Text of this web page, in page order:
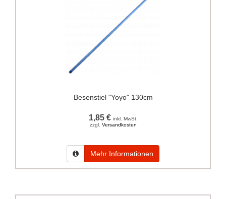
Besenstiel "Yoyo" 130cm
1,85 € inkl. MwSt.
zzgl. Versandkosten
Mehr Informationen